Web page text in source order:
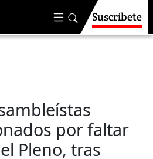
Suscríbete
por faltar
Pleno, tras